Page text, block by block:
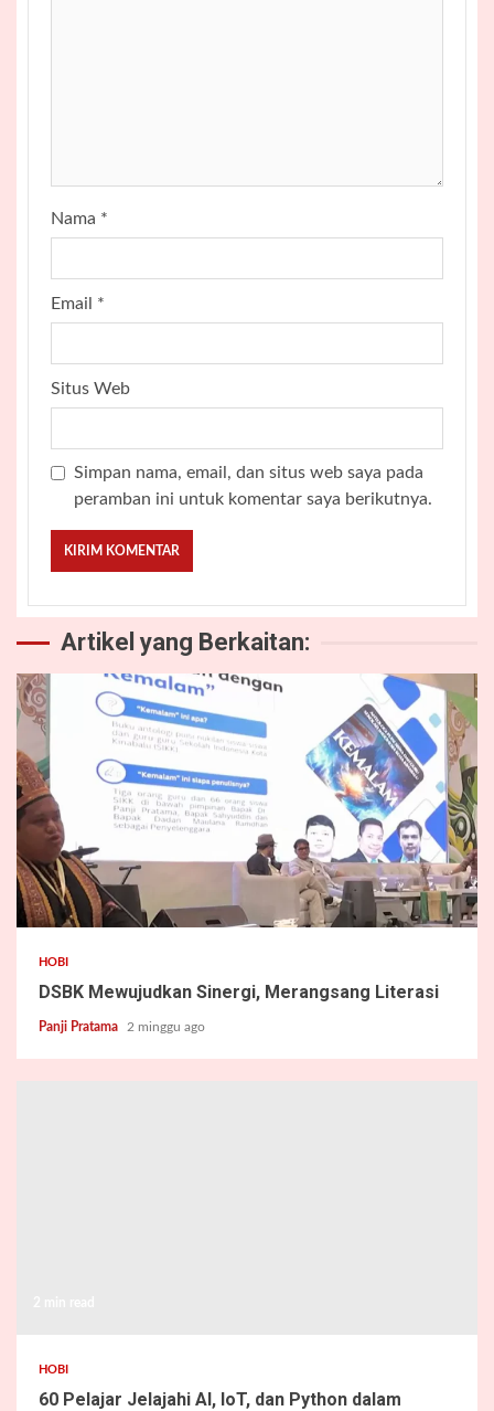
Nama *
Email *
Situs Web
Simpan nama, email, dan situs web saya pada
peramban ini untuk komentar saya berikutnya.
Artikel yang Berkaitan:
2 min read
HOBI
DSBK Mewujudkan Sinergi, Merangsang Literasi
Panji Pratama 2 minggu ago
HOBI
60 Pelajar Jelajahi AI, IoT, dan Python dalam